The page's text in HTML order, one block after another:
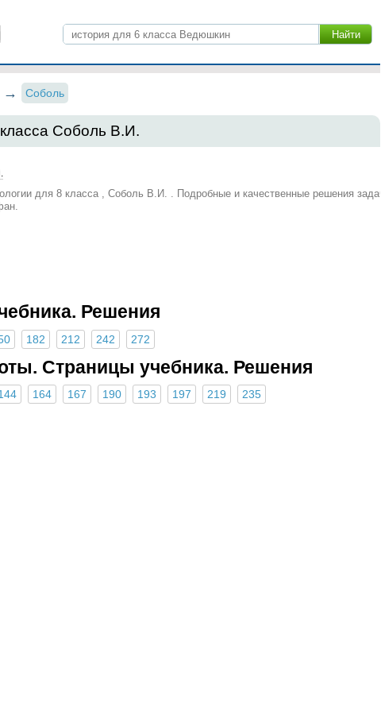
Соболь
Соболь В.И.
для 8 класса , Соболь В.И. . Подробные и качественные решения задач
Решения
182 212 242 272
Страницы учебника. Решения
164 167 190 193 197 219 235